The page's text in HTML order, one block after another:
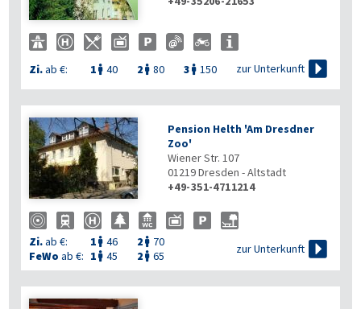
Zi.ab €: 1  40 2  80 3  150 zur Unterkunft 
Pension Helth 'Am Dresdner
Zoo'
Wiener Str. 107
01219Dresden - Altstadt
+49-351-4711214
Zi.ab €: 1  46 2  70
FeWo ab €: 1  45 2  65
zur Unterkunft 